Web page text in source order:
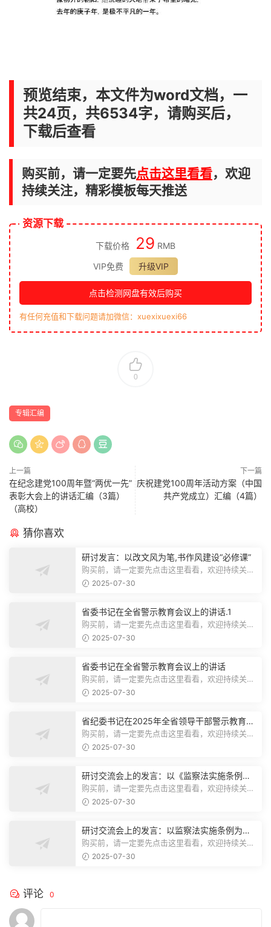
预览结束，本文件为word文档，一
共24页，共6534字，请购买后，
下载后查看
购买前，请一定要先点击这里看看，欢迎
持续关注，精彩模板每天推送
资源下载
下载价格 29 RMB
VIP免费
升级VIP
点击检测网盘有效后购买
有任何充值和下载问题请加微信：xuexixuexi66
0
专辑汇编
上一篇
在纪念建党100周年暨“两优一先”
表彰大会上的讲话汇编（3篇）
（高校）
下一篇
庆祝建党100周年活动方案（中国
共产党成立）汇编（4篇）
猜你喜欢
研讨发言：以改文风为笔,书作风建设“必修课”
购买前，请一定要先点击这里看看，欢迎持续关
注，精彩模板每天推送预览结束，本文...
2025-07-30
省委书记在全省警示教育会议上的讲话.1
购买前，请一定要先点击这里看看，欢迎持续关
注，精彩模板每天推送预览结束，本文...
2025-07-30
省委书记在全省警示教育会议上的讲话
购买前，请一定要先点击这里看看，欢迎持续关
注，精彩模板每天推送预览结束，本文...
2025-07-30
省纪委书记在2025年全省领导干部警示教育会
上的讲话.1
购买前，请一定要先点击这里看看，欢迎持续关
注，精彩模板每天推送预览结束，本文...
2025-07-30
研讨交流会上的发言：以《监察法实施条例》
为纲,推动巡察工作高质量发展
购买前，请一定要先点击这里看看，欢迎持续关
注，精彩模板每天推送预览结束，本文...
2025-07-30
研讨交流会上的发言：以监察法实施条例为纲
推动巡察工作高质量发展
购买前，请一定要先点击这里看看，欢迎持续关
注，精彩模板每天推送预览结束，本文...
2025-07-30
评论 0